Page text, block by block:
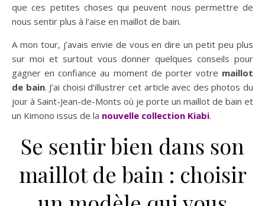
que ces petites choses qui peuvent nous permettre de
nous sentir plus à l’aise en maillot de bain.
A mon tour, j’avais envie de vous en dire un petit peu plus
sur moi et surtout vous donner quelques conseils pour
gagner en confiance au moment de porter votre maillot
de bain. J’ai choisi d’illustrer cet article avec des photos du
jour à Saint-Jean-de-Monts où je porte un maillot de bain et
un Kimono issus de la nouvelle collection Kiabi.
Se sentir bien dans son
maillot de bain : choisir